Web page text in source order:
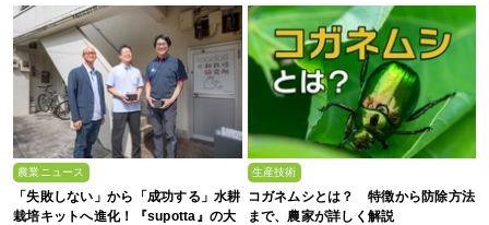
農業ニュース
「失敗しない」から「成功する」水耕
栽培キットへ進化！『supotta』の大
生産技術
コガネムシとは？ 特徴から防除方法
まで、農家が詳しく解説